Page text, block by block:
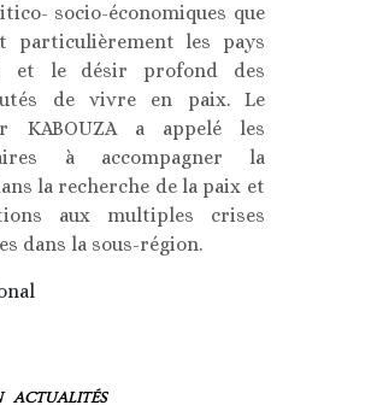
socio-économiques que
particulièrement les pays
et le désir profond des
de vivre en paix. Le
KABOUZA a appelé les
à accompagner la
la recherche de la paix et
aux multiples crises
dans la sous-région.
ACTUALITÉS